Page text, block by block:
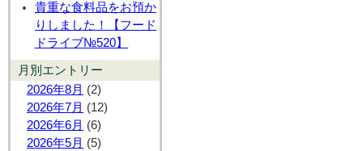
貴重な食料品をお預か
りしました！【フード
ドライブ№520】
月別エントリー
2026年8月 (2)
2026年7月 (12)
2026年6月 (6)
2026年5月 (5)